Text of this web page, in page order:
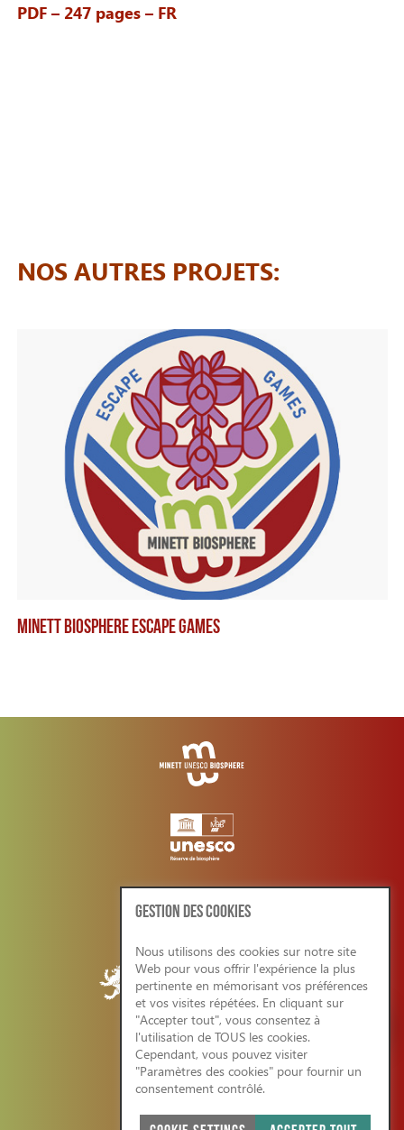
PDF – 247 pages – FR
NOS AUTRES PROJETS:
MINETT BIOSPHERE ESCAPE GAMES
CONDITIONS GENERALES/RGPD
GESTION DES COOKIES
Nous utilisons des cookies sur notre site
Web pour vous offrir l'expérience la plus
pertinente en mémorisant vos préférences
et vos visites répétées. En cliquant sur
"Accepter tout", vous consentez à
l'utilisation de TOUS les cookies.
Cependant, vous pouvez visiter
"Paramètres des cookies" pour fournir un
consentement contrôlé.